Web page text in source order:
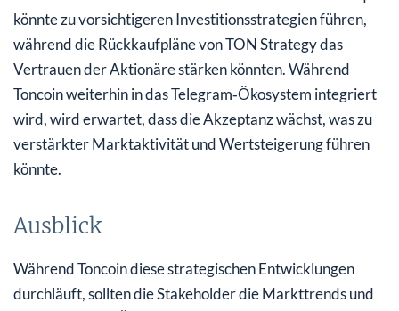
könnte zu vorsichtigeren Investitionsstrategien führen,
während die Rückkaufpläne von TON Strategy das
Vertrauen der Aktionäre stärken könnten. Während
Toncoin weiterhin in das Telegram‑Ökosystem integriert
wird, wird erwartet, dass die Akzeptanz wächst, was zu
verstärkter Marktaktivität und Wertsteigerung führen
könnte.
Ausblick
Während Toncoin diese strategischen Entwicklungen
durchläuft, sollten die Stakeholder die Markttrends und